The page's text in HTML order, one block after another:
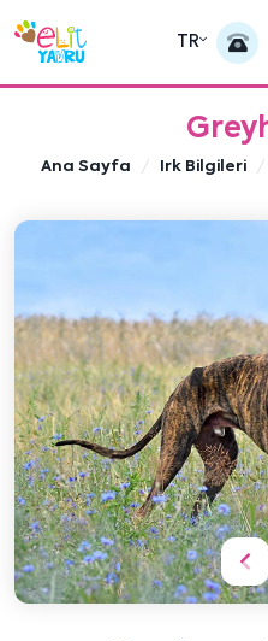
TR
Ana Sayfa Irk Bilgileri